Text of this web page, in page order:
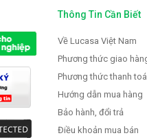
Vòi rửa Faster
2.559.000
3.200.000
Thông Tin Cần Biết
Về Lucasa Việt Nam
Phương thức giao
Phương thức thanh
Hướng dẫn mua hàng
Bảo hành, đổi trả
Điều khoản mua bán